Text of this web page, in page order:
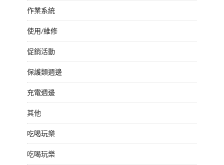
作業系統
使用/維修
促銷活動
保護類週邊
充電週邊
其他
吃喝玩樂
吃喝玩樂